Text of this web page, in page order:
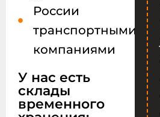
России
транспортными
компаниями
У нас есть
склады
временного